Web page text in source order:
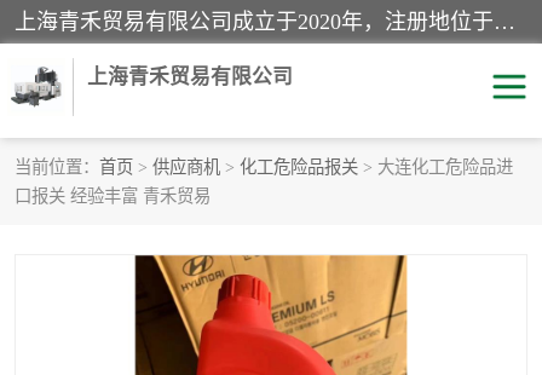
上海青禾贸易有限公司成立于2020年，注册地位于上海市宝山区。经营范围包括：机械设备、五金制品、劳防用品、电子产品、塑胶制品、家具、模具、纺织品、仪器仪表、建筑材料、装饰材料、化工产品、金属制品、机车配件等货物进出口报关、清关服务。
上海青禾贸易有限公司
当前位置： 首页 > 供应商机 > 化工危险品报关 > 大连化工危险品进
口报关 经验丰富 青禾贸易
酒类饮料报关
进口退运报关 服装进口清关
进口杂货清关